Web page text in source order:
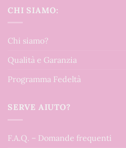
CHI SIAMO:
Chi siamo?
Qualità e Garanzia
Programma Fedeltà
SERVE AIUTO?
F.A.Q. – Domande frequenti